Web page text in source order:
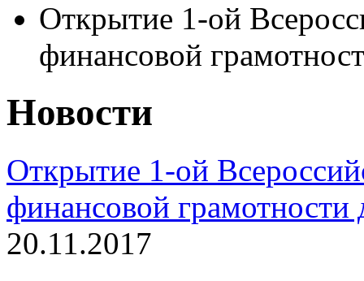
Открытие 1-ой
финансовой
Новости
Открытие 1-ой
финансовой грамотности
20.11.2017